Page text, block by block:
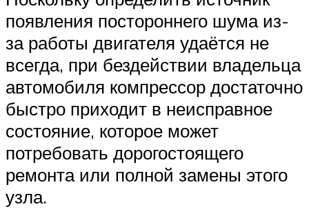
появления постороннего шума из-
за работы двигателя удаётся не
всегда, при бездействии владельца
автомобиля компрессор достаточно
быстро приходит в неисправное
состояние, которое может
потребовать дорогостоящего
ремонта или полной замены этого
узла.